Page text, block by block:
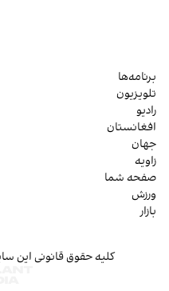
برنامه‌ها
تلویزیون
رادیو
افغانستان
جهان
زاویه
صفحه شما
ورزش
بازار
کلیه حقوق قانونی این